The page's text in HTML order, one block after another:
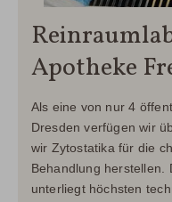
Apotheke
Als eine von nur 4
Dresden verfügen wir
wir Zytostatika für die
Behandlung herstellen.
unterliegt höchsten